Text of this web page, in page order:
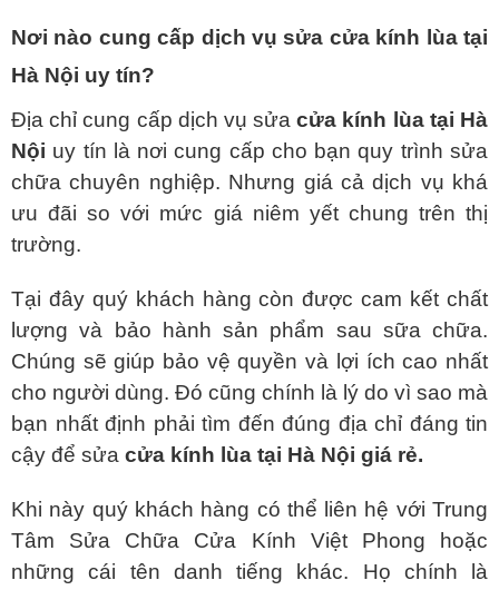
Nơi nào cung cấp dịch vụ sửa cửa kính lùa tại
Hà Nội uy tín?
Địa chỉ cung cấp dịch vụ sửacửa kính lùa tại Hà
Nội uy tín là nơi cung cấp cho bạn quy trình sửa
chữa chuyên nghiệp. Nhưng giá cả dịch vụ khá
ưu đãi so với mức giá niêm yết chung trên thị
trường.
Tại đây quý khách hàng còn được cam kết chất
lượng và bảo hành sản phẩm sau sữa chữa.
Chúng sẽ giúp bảo vệ quyền và lợi ích cao nhất
cho người dùng. Đó cũng chính là lý do vì sao mà
bạn nhất định phải tìm đến đúng địa chỉ đáng tin
cậy để sửa cửa kính lùa tại Hà Nội giá rẻ.
Khi này quý khách hàng có thể liên hệ với Trung
Tâm Sửa Chữa Cửa Kính Việt Phong hoặc
những cái tên danh tiếng khác. Họ chính là